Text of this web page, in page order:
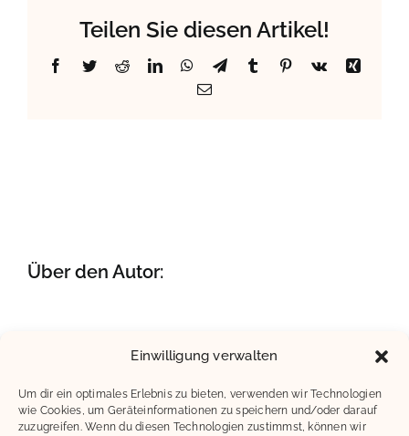
Einwilligung verwalten
Um dir ein optimales Erlebnis zu bieten, verwenden wir Technologien
wie Cookies, um Geräteinformationen zu speichern und/oder darauf
zuzugreifen. Wenn du diesen Technologien zustimmst, können wir
Teilen Sie diesen Artikel!
Facebook
TwitterRedditLinkedInWhatsApp
TelegramTumblr Pinterest
Vk
Xing
E-
Über den Autor: